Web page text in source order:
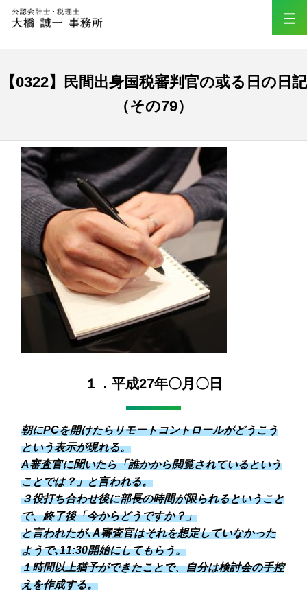
【0322】民間出身国税審判官の或る日の日記
（その79）
１．平成27年〇月〇日
朝にPCを開けたらリモートコントロールがどうこう
という表示が現れる。
A審査官に聞いたら「誰かから閲覧されているという
ことでは？」と言われる。
３役打ち合わせ後に部長の時間が限られるということ
で、終了後「今からどうですか？」
と言われたが､A審査官はそれを想定していなかった
ようで､11:30開始にしてもらう。
１時間以上猶予ができたことで、自分は検討会の手控
えを作成する。